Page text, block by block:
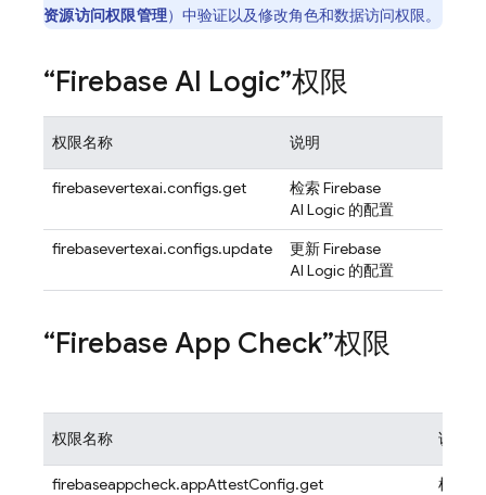
资源访问权限管理）中验证以及修改角色和数据访问权限。
“Firebase AI Logic”权限
权限名称 说明
firebasevertexai.configs.get 检索Firebase
AI Logic 的配置
firebasevertexai.configs.update
更新Firebase
AI Logic 的配置
“Firebase App Check”权限
权限名称 说明
firebaseappcheck.appAttestConfig.get
检索